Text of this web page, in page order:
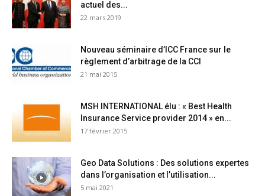
actuel des...
22 mars 2019
Nouveau séminaire d’ICC France sur le
règlement d’arbitrage de la CCI
21 mai 2015
MSH INTERNATIONAL élu : « Best Health
Insurance Service provider 2014 » en...
17 février 2015
Geo Data Solutions : Des solutions expertes
dans l’organisation et l’utilisation...
5 mai 2021